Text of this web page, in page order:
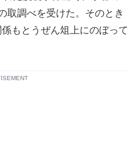
取調べを受けた。そのとき
もとうぜん俎上にのぼって